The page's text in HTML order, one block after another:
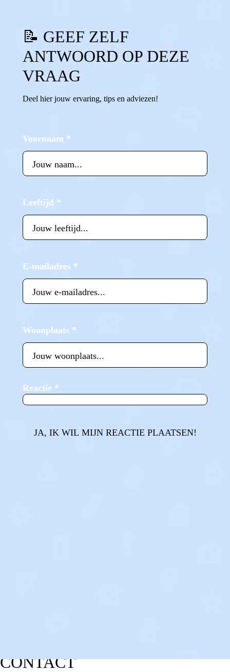
📝 GEEF ZELF
ANTWOORD OP DEZE
VRAAG
Deel hier jouw ervaring, tips en adviezen!
Voornaam *
Leeftijd *
E-mailadres *
Woonplaats *
Reactie *
JA, IK WIL MIJN REACTIE PLAATSEN!
CONTACT